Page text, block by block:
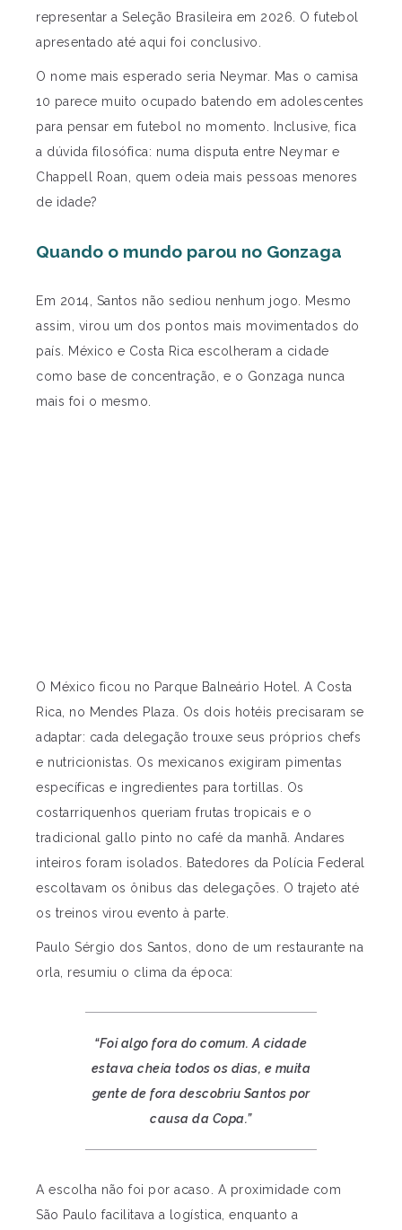
representar a Seleção Brasileira em 2026. O futebol
apresentado até aqui foi conclusivo.
O nome mais esperado seria Neymar. Mas o camisa
10 parece muito ocupado batendo em adolescentes
para pensar em futebol no momento. Inclusive, fica
a dúvida filosófica: numa disputa entre Neymar e
Chappell Roan, quem odeia mais pessoas menores
de idade?
Quando o mundo parou no Gonzaga
Em 2014, Santos não sediou nenhum jogo. Mesmo
assim, virou um dos pontos mais movimentados do
país. México e Costa Rica escolheram a cidade
como base de concentração, e o Gonzaga nunca
mais foi o mesmo.
O México ficou no Parque Balneário Hotel. A Costa
Rica, no Mendes Plaza. Os dois hotéis precisaram se
adaptar: cada delegação trouxe seus próprios chefs
e nutricionistas. Os mexicanos exigiram pimentas
específicas e ingredientes para tortillas. Os
costarriquenhos queriam frutas tropicais e o
tradicional gallo pinto no café da manhã. Andares
inteiros foram isolados. Batedores da Polícia Federal
escoltavam os ônibus das delegações. O trajeto até
os treinos virou evento à parte.
Paulo Sérgio dos Santos, dono de um restaurante na
orla, resumiu o clima da época:
“Foi algo fora do comum. A cidade
estava cheia todos os dias, e muita
gente de fora descobriu Santos por
causa da Copa.”
A escolha não foi por acaso. A proximidade com
São Paulo facilitava a logística, enquanto a